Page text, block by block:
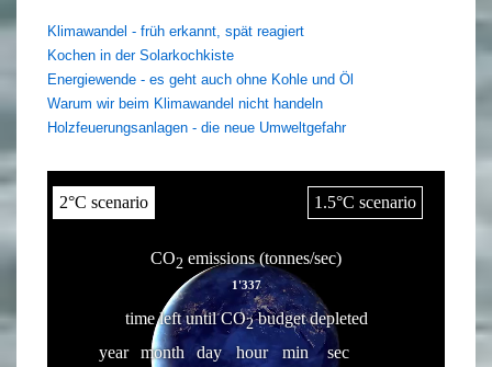
Klimawandel - früh erkannt, spät reagiert
Kochen in der Solarkochkiste
Energiewende - es geht auch ohne Kohle und Öl
Warum wir beim Klimawandel nicht handeln
Holzfeuerungsanlagen - die neue Umweltgefahr